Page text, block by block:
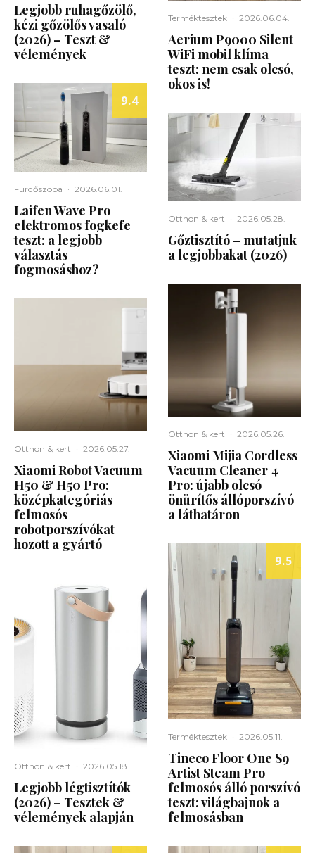
Legjobb ruhagőzölő,
kézi gőzölős vasaló
(2026) – Teszt &
vélemények
9.4
Fürdőszoba · 2026.06.01.
Laifen Wave Pro
elektromos fogkefe
teszt: a legjobb
választás
fogmosáshoz?
Otthon & kert · 2026.05.27.
Xiaomi Robot Vacuum
H50 & H50 Pro:
középkategóriás
felmosós
robotporszívókat
hozott a gyártó
Otthon & kert · 2026.05.18.
Legjobb légtisztítók
(2026) – Tesztek &
vélemények alapján
Terméktesztek · 2026.06.04.
Aerium P9000 Silent
WiFi mobil klíma
teszt: nem csak olcsó,
okos is!
Otthon & kert · 2026.05.28.
Gőztisztító – mutatjuk
a legjobbakat (2026)
Otthon & kert · 2026.05.26.
Xiaomi Mijia Cordless
Vacuum Cleaner 4
Pro: újabb olcsó
önürítős állóporszívó
a láthatáron
9.5
Terméktesztek · 2026.05.11.
Tineco Floor One S9
Artist Steam Pro
felmosós álló porszívó
teszt: világbajnok a
felmosásban